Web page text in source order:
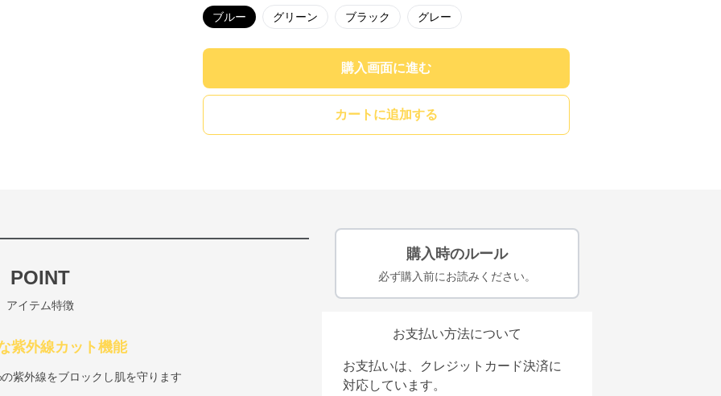
ブルー グリーン ブラック グレー
購入画面に進む
カートに追加する
POINT
アイテム特徴
紫外線カット機能
紫外線をブロックし肌を守ります
購入時のルール
必ず購入前にお読みください。
お支払い方法について
お支払いは、クレジットカード決済に
対応しています。